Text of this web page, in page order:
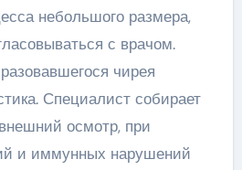
небольшого размера,
с врачом.
чирея
Специалист собирает
осмотр, при
и иммунных нарушений